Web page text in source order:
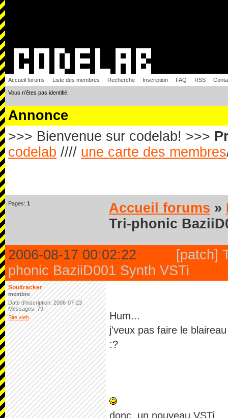
Accueil forums Liste des membres Recherche Inscription FAQ RSS
Vous n'êtes pas identifié.
Annonce
>>> Bienvenue sur codelab! >>>
codelab //// une carte des membres
Pages: 1 Accueil forums »
Tri-phonic
2006-08-17 00:02:22
[patch]
phonic BaziiD001 Synth VSTi
Soultracker
membre
Date d'inscription: 2006-07-23
Messages: 79
Site web
Hum...
j'veux pas faire le blaireau
:?
donc, un nouveau VSTi...